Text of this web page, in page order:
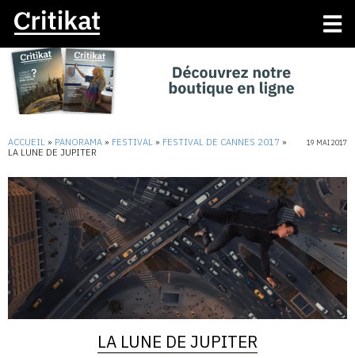
ACCUEIL » PANORAMA » FESTIVAL » FESTIVAL DE CANNES 2017 »
LA LUNE DE JUPITER
19 MAI 2017
LA LUNE DE JUPITER